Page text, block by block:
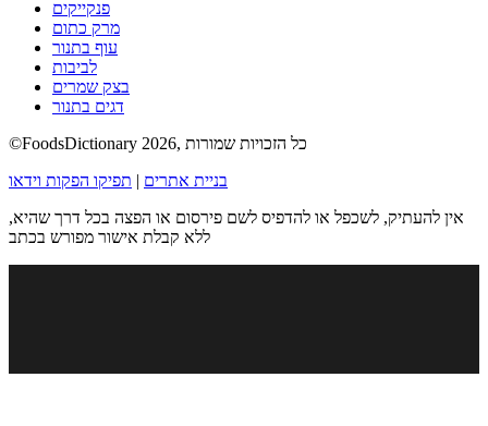
פנקייקים
מרק כתום
עוף בתנור
לביבות
בצק שמרים
דגים בתנור
©FoodsDictionary 2026, כל הזכויות שמורות
בניית אתרים | תפיקו הפקות וידאו
אין להעתיק, לשכפל או להדפיס לשם פירסום או הפצה בכל דרך שהיא,
ללא קבלת אישור מפורש בכתב